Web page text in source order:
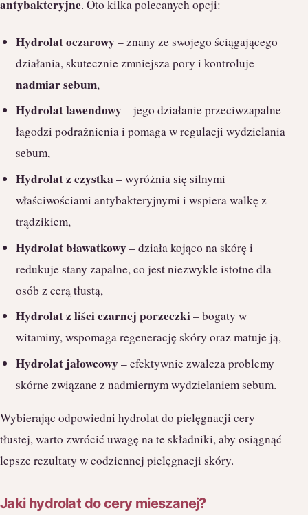
antybakteryjne. Oto kilka polecanych opcji:
Hydrolat oczarowy– znany ze swojego ściągającego
działania, skutecznie zmniejsza pory i kontroluje
nadmiar sebum,
Hydrolat lawendowy– jego działanie przeciwzapalne
łagodzi podrażnienia i pomaga w regulacji wydzielania
sebum,
Hydrolat z czystka – wyróżnia się silnymi
właściwościami antybakteryjnymi i wspiera walkę z
trądzikiem,
Hydrolat bławatkowy– działa kojąco na skórę i
redukuje stany zapalne, co jest niezwykle istotne dla
osób z cerą tłustą,
Hydrolat z liści czarnej porzeczki– bogaty w
witaminy, wspomaga regenerację skóry oraz matuje ją,
Hydrolat jałowcowy– efektywnie zwalcza problemy
skórne związane z nadmiernym wydzielaniem sebum.
Wybierając odpowiedni hydrolat do pielęgnacji cery
tłustej, warto zwrócić uwagę na te składniki, aby osiągnąć
lepsze rezultaty w codziennej pielęgnacji skóry.
Jaki hydrolat do cery mieszanej?